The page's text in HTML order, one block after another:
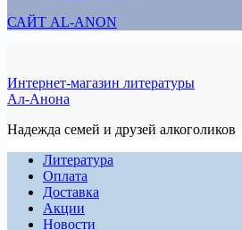
САЙТ AL-ANON
Интернет-магазин литературы
Ал-Анона
Надежда семей и друзей алкоголиков
Литература
Оплата
Доставка
Акции
Новости